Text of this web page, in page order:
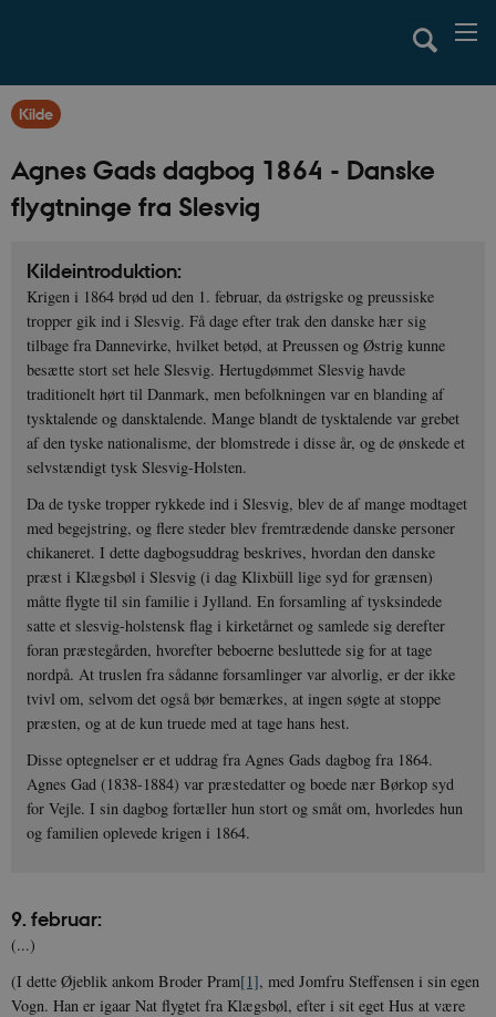
Kilde
Agnes Gads dagbog 1864 - Danske
flygtninge fra Slesvig
Kildeintroduktion:
Krigen i 1864 brød ud den 1. februar, da østrigske og preussiske
tropper gik ind i Slesvig. Få dage efter trak den danske hær sig
tilbage fra Dannevirke, hvilket betød, at Preussen og Østrig kunne
besætte stort set hele Slesvig. Hertugdømmet Slesvig havde
traditionelt hørt til Danmark, men befolkningen var en blanding af
tysktalende og dansktalende. Mange blandt de tysktalende var grebet
af den tyske nationalisme, der blomstrede i disse år, og de ønskede et
selvstændigt tysk Slesvig-Holsten.
Da de tyske tropper rykkede ind i Slesvig, blev de af mange modtaget
med begejstring, og flere steder blev fremtrædende danske personer
chikaneret. I dette dagbogsuddrag beskrives, hvordan den danske
præst i Klægsbøl i Slesvig (i dag Klixbüll lige syd for grænsen)
måtte flygte til sin familie i Jylland. En forsamling af tysksindede
satte et slesvig-holstensk flag i kirketårnet og samlede sig derefter
foran præstegården, hvorefter beboerne besluttede sig for at tage
nordpå. At truslen fra sådanne forsamlinger var alvorlig, er der ikke
tvivl om, selvom det også bør bemærkes, at ingen søgte at stoppe
præsten, og at de kun truede med at tage hans hest.
Disse optegnelser er et uddrag fra Agnes Gads dagbog fra 1864.
Agnes Gad (1838-1884) var præstedatter og boede nær Børkop syd
for Vejle. I sin dagbog fortæller hun stort og småt om, hvorledes hun
og familien oplevede krigen i 1864.
9. februar:
(...)
(I dette Øjeblik ankom Broder Pram[1], med Jomfru Steffensen i sin egen
Vogn. Han er igaar Nat flygtet fra Klægsbøl, efter i sit eget Hus at være